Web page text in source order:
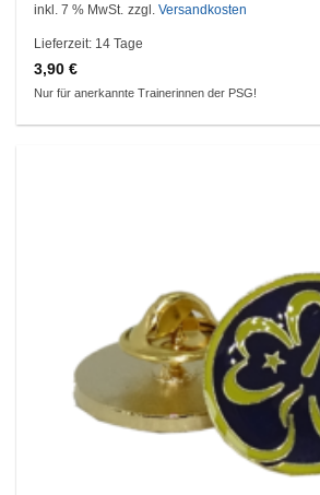
inkl. 7 % MwSt. zzgl.Versandkosten
Lieferzeit: 14 Tage
3,90€
Nur für anerkannte Trainerinnen der PSG!